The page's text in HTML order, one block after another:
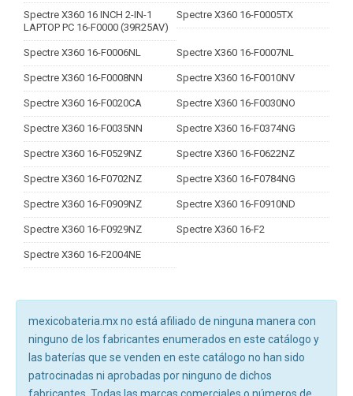
Spectre X360 16 INCH 2-IN-1
LAPTOP PC 16-F0000 (39R25AV)
Spectre X360 16-F0005TX
Spectre X360 16-F0006NL Spectre X360 16-F0007NL
Spectre X360 16-F0008NN Spectre X360 16-F0010NV
Spectre X360 16-F0020CA Spectre X360 16-F0030NO
Spectre X360 16-F0035NN Spectre X360 16-F0374NG
Spectre X360 16-F0529NZ Spectre X360 16-F0622NZ
Spectre X360 16-F0702NZ Spectre X360 16-F0784NG
Spectre X360 16-F0909NZ Spectre X360 16-F0910ND
Spectre X360 16-F0929NZ Spectre X360 16-F2
Spectre X360 16-F2004NE
mexicobateria.mx no está afiliado de ninguna manera con
ninguno de los fabricantes enumerados en este catálogo y
las baterías que se venden en este catálogo no han sido
patrocinadas ni aprobadas por ninguno de dichos
fabricantes. Todas las marcas comerciales o números de